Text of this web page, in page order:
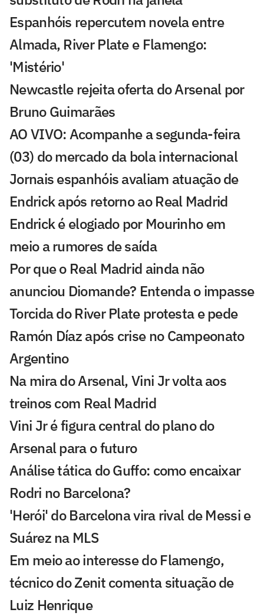
Espanhóis repercutem novela entre
Almada, River Plate e Flamengo:
'Mistério'
Newcastle rejeita oferta do Arsenal por
Bruno Guimarães
AO VIVO: Acompanhe a segunda-feira
(03) do mercado da bola internacional
Jornais espanhóis avaliam atuação de
Endrick após retorno ao Real Madrid
Endrick é elogiado por Mourinho em
meio a rumores de saída
Por que o Real Madrid ainda não
anunciou Diomande? Entenda o impasse
Torcida do River Plate protesta e pede
Ramón Díaz após crise no Campeonato
Argentino
Na mira do Arsenal, Vini Jr volta aos
treinos com Real Madrid
Vini Jr é figura central do plano do
Arsenal para o futuro
Análise tática do Guffo: como encaixar
Rodri no Barcelona?
'Herói' do Barcelona vira rival de Messi e
Suárez na MLS
Em meio ao interesse do Flamengo,
técnico do Zenit comenta situação de
Luiz Henrique